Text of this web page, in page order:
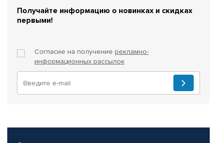
Получайте информацию о новинках и скидках
первыми!
Согласие на получение рекламно-
информационных рассылок